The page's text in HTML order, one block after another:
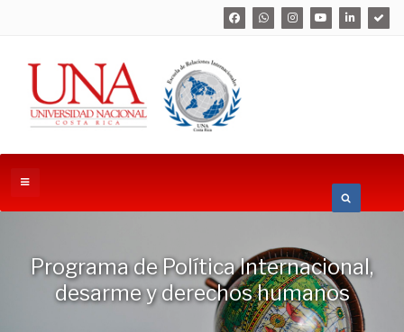
Programa de Política Internacional,
desarme y derechos humanos